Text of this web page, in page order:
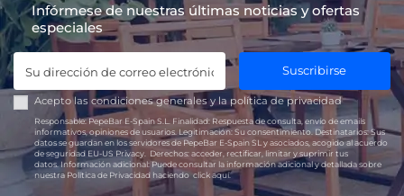
Infórmese de nuestras últimas noticias y ofertas
especiales
Suscribirse
Acepto las condiciones generales y lapolítica de privacidad
Responsable:PepeBar E-Spain S.L. Finalidad: Respuesta de consulta, envío de emails
informativos, opiniones de usuarios. Legitimación: Su consentimiento. Destinatarios:Sus
datos se guardan en los servidores de PepeBar E-Spain SL y asociados, acogido al acuerdo
de seguridad EU-US Privacy.
Derechos: acceder, rectificar, limitar y suprimir tus
datos.Información adicional:Puede consultar la información adicional y detallada sobre
nuestra Política de Privacidad haciendoclick aquí.